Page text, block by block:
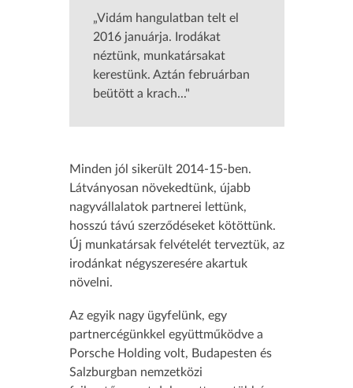
„Vidám hangulatban telt el
2016 januárja. Irodákat
néztünk, munkatársakat
kerestünk. Aztán februárban
beütött a krach..."
Minden jól sikerült 2014-15-ben.
Látványosan növekedtünk, újabb
nagyvállalatok partnerei lettünk,
hosszú távú szerződéseket kötöttünk.
Új munkatársak felvételét terveztük, az
irodánkat négyszeresére akartuk
növelni.
Az egyik nagy ügyfelünk, egy
partnercégünkkel együttműködve a
Porsche Holding volt, Budapesten és
Salzburgban nemzetközi